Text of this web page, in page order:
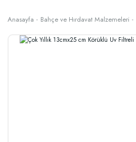
Anasayfa Bahçe ve Hırdavat Malzemeleri